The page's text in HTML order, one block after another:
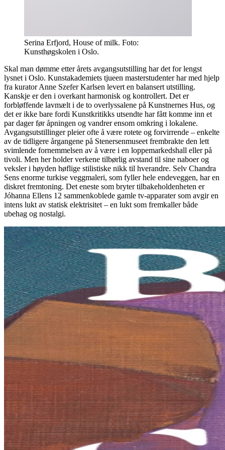
Serina Erfjord, House of milk. Foto:
Kunsthøgskolen i Oslo.
Skal man dømme etter årets avgangsutstilling har det for lengst
lysnet i Oslo. Kunstakademiets tjueen masterstudenter har med hjelp
fra kurator Anne Szefer Karlsen levert en balansert utstilling.
Kanskje er den i overkant harmonisk og kontrollert. Det er
forbløffende lavmælt i de to overlyssalene på Kunstnernes Hus, og
det er ikke bare fordi Kunstkritikks utsendte har fått komme inn et
par dager før åpningen og vandrer ensom omkring i lokalene.
Avgangsutstillinger pleier ofte å være rotete og forvirrende – enkelte
av de tidligere årgangene på Stenersenmuseet frembrakte den lett
svimlende fornemmelsen av å være i en loppemarkedshall eller på
tivoli. Men her holder verkene tilbørlig avstand til sine naboer og
veksler i høyden høflige stilistiske nikk til hverandre. Selv Chandra
Sens enorme turkise veggmaleri, som fyller hele endeveggen, har en
diskret fremtoning. Det eneste som bryter tilbakeholdenheten er
Jóhanna Ellens 12 sammenkoblede gamle tv-apparater som avgir en
intens lukt av statisk elektrisitet – en lukt som fremkaller både
ubehag og nostalgi.